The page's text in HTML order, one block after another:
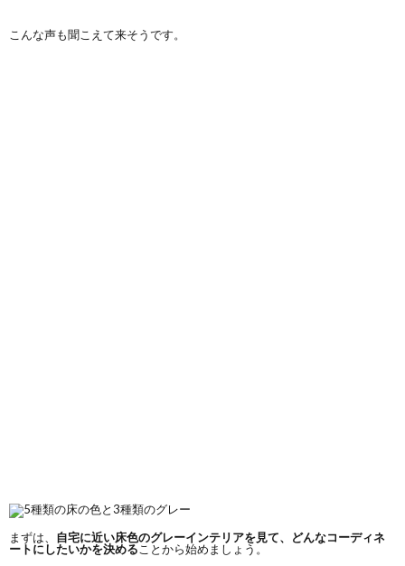
こんな声も聞こえて来そうです。
まずは、 自宅に近い床色のグレーインテリアを見て、どんなコーディネ
ートにしたいかを決める ことから始めましょう。